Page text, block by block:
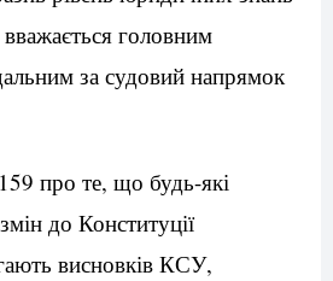
головним
за судовий напрямок
про те, що будь-які
до Конституції
висновків КСУ,